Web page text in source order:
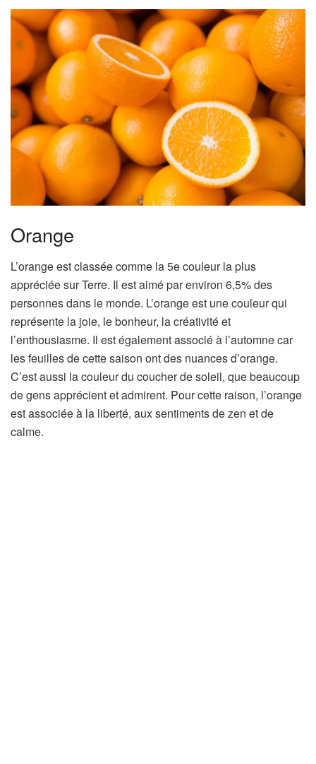
Orange
L’orange est classée comme la 5e couleur la plus
appréciée sur Terre. Il est aimé par environ 6,5% des
personnes dans le monde. L’orange est une couleur qui
représente la joie, le bonheur, la créativité et
l’enthousiasme. Il est également associé à l’automne car
les feuilles de cette saison ont des nuances d’orange.
C’est aussi la couleur du coucher de soleil, que beaucoup
de gens apprécient et admirent. Pour cette raison, l’orange
est associée à la liberté, aux sentiments de zen et de
calme.